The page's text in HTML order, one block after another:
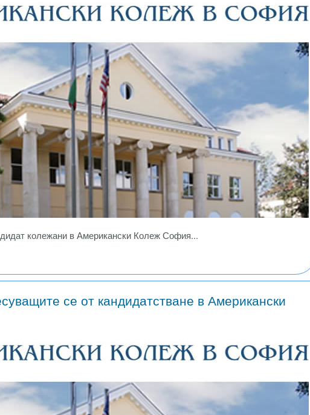
колежани в Американски Колеж София...
се от кандидатстване в Американски